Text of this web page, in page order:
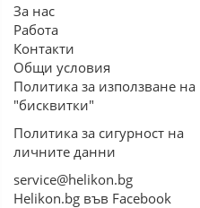
За нас
Работа
Контакти
Общи условия
Политика за използване на
"бисквитки"
Политика за сигурност на
личните данни
service@helikon.bg
Helikon.bg във Facebook